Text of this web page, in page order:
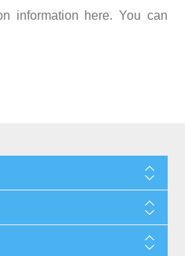
information here. You can